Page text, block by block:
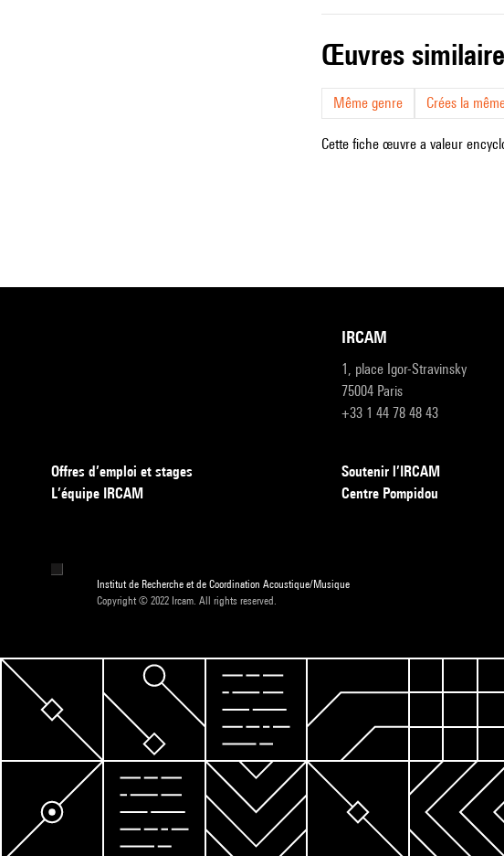
œuvres
Même genre Crées la
Cette fiche œuvre a valeur
IRCAM
1, place Igor-Stravinsky
75004 Paris
+33 1 44 78 48 43
Offres d’emploi et stages
L’équipe IRCAM
Soutenir l’IRCAM
Centre Pompidou
Institut de Recherche et de Coordination Acoustique/Musique
Copyright © 2022 Ircam. All rights reserved.